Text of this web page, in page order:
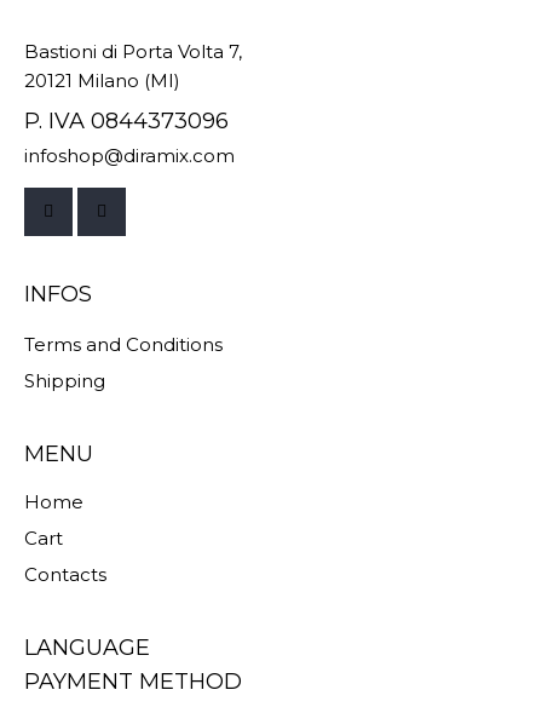
Bastioni di Porta Volta 7,
20121 Milano (MI)
P. IVA 0844373096
infoshop@diramix.com
INFOS
Terms and Conditions
Shipping
MENU
Home
Cart
Contacts
LANGUAGE
PAYMENT METHOD